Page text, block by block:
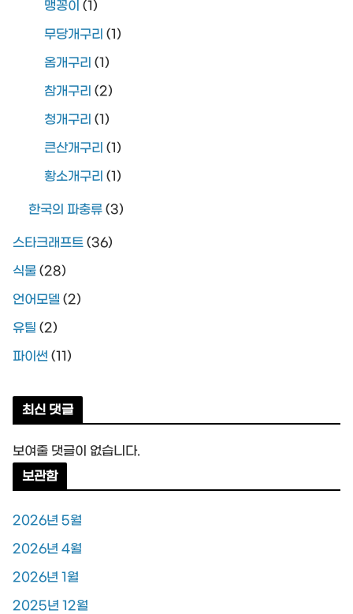
맹꽁이 (1)
무당개구리 (1)
옴개구리 (1)
참개구리 (2)
청개구리 (1)
큰산개구리 (1)
황소개구리 (1)
한국의 파충류 (3)
스타크래프트 (36)
식물 (28)
언어모델 (2)
유틸 (2)
파이썬 (11)
최신 댓글
보여줄 댓글이 없습니다.
보관함
2026년 5월
2026년 4월
2026년 1월
2025년 12월